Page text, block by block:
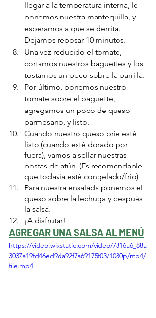
llegar a la temperatura interna, le
ponemos nuestra mantequilla, y
esperamos a que se derrita.
Dejamos reposar 10 minutos.
Una vez reducido el tomate,
cortamos nuestros baguettes y los
tostamos un poco sobre la parrilla.
Por último, ponemos nuestro
tomate sobre el baguette,
agregamos un poco de queso
parmesano, y listo.
Cuando nuestro queso brie esté
listo (cuando esté dorado por
fuera), vamos a sellar nuestras
postas de atún. (Es recomendable
que todavía esté congelado/frío)
Para nuestra ensalada ponemos el
queso sobre la lechuga y después
la salsa.
¡A disfrutar!
AGREGAR UNA SALSA AL MENÚ
https://video.wixstatic.com/video/7816a6_88a
3037a19fd46ed9da92f7a69175f03/1080p/mp4/
file.mp4